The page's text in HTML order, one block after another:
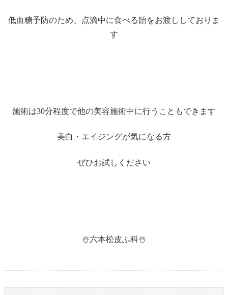
低血糖予防のため、点滴中に食べる飴をお渡ししておりま
す
施術は30分程度で他の美容施術中に行うこともできます
美白・エイジングが気になる方
ぜひお試しください
☃️六本松皮ふ科☃️